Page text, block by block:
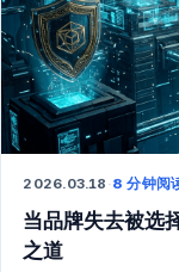
2026.03.18 ·8 分钟阅
当品牌失去被选
之道